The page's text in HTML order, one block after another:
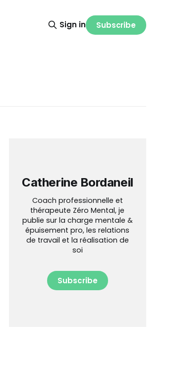
Sign in Subscribe
Catherine Bordaneil
Coach professionnelle et
thérapeute Zéro Mental, je
publie sur la charge mentale &
épuisement pro, les relations
de travail et la réalisation de
soi
Subscribe